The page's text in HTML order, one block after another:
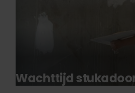
Wachttijd